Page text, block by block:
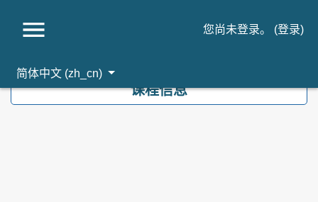
您尚未登录。 (登录)
简体中文 ‎(zh_cn)‎
课程信息